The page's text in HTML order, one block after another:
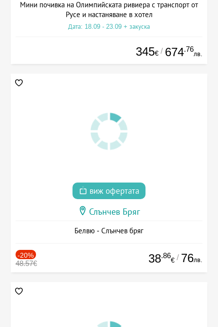
Мини почивка на Олимпийската ривиера с транспорт от
Русе и настаняване в хотел
Дата: 18.09 - 23.09 + закуска
345€ / 674.76
лв.
виж офертата
Слънчев Бряг
Белвю - Слънчев бряг
-20%
48.57€ 38.86
€ / 76лв.